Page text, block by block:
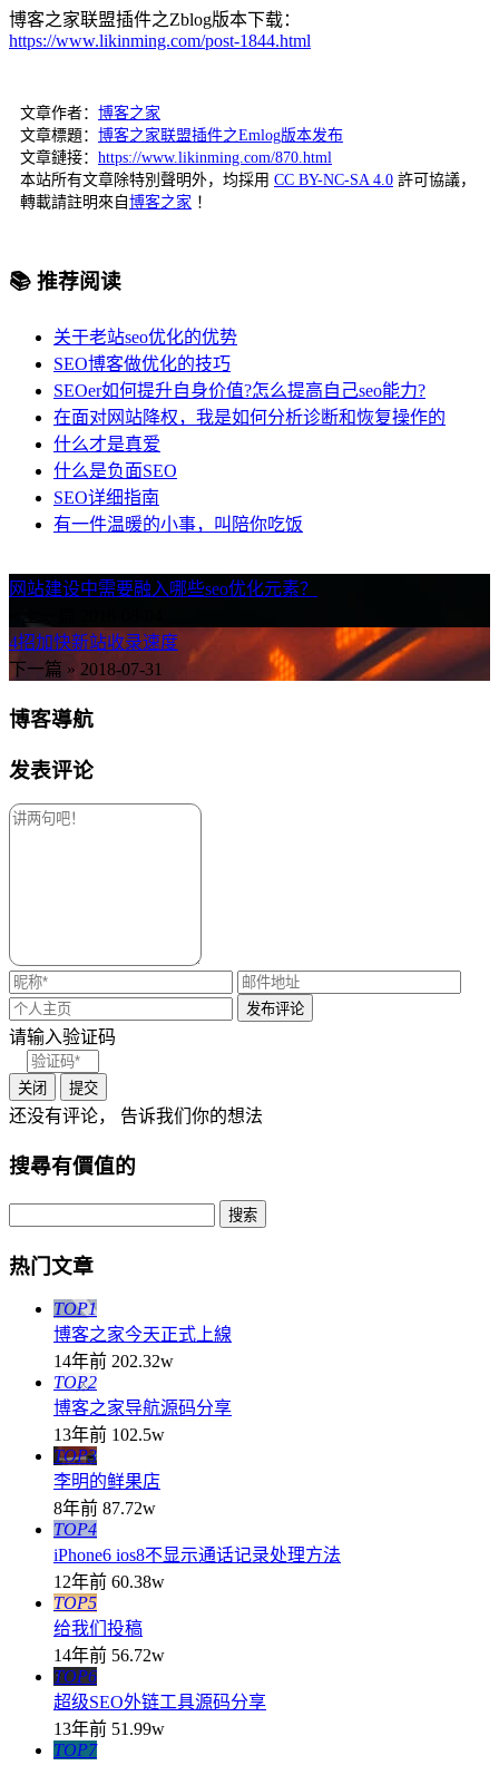
博客之家联盟插件之Zblog版本下载：
https://www.likinming.com/post-1844.html
文章作者： 博客之家
文章標題： 博客之家联盟插件之Emlog版本发布
文章鏈接： https://www.likinming.com/870.html
本站所有文章除特別聲明外，均採用 CC BY-NC-SA 4.0 許可協議，
轉載請註明來自 博客之家 ！
📚 推荐阅读
关于老站seo优化的优势
SEO博客做优化的技巧
SEOer如何提升自身价值?怎么提高自己seo能力?
在面对网站降权，我是如何分析诊断和恢复操作的
什么才是真爱
什么是负面SEO
SEO详细指南
有一件温暖的小事，叫陪你吃饭
网站建设中需要融入哪些seo优化元素？
4招加快新站收录速度
下一篇 » 2018-07-31
博客導航
发表评论
请输入验证码
关闭 提交
还没有评论， 告诉我们你的想法
搜尋有價值的
热门文章
TOP1
博客之家今天正式上線
14年前 202.32w
TOP2
博客之家导航源码分享
13年前 102.5w
TOP3
李明的鲜果店
8年前 87.72w
TOP4
iPhone6 ios8不显示通话记录处理方法
12年前 60.38w
TOP5
给我们投稿
14年前 56.72w
TOP6
超级SEO外链工具源码分享
13年前 51.99w
TOP7